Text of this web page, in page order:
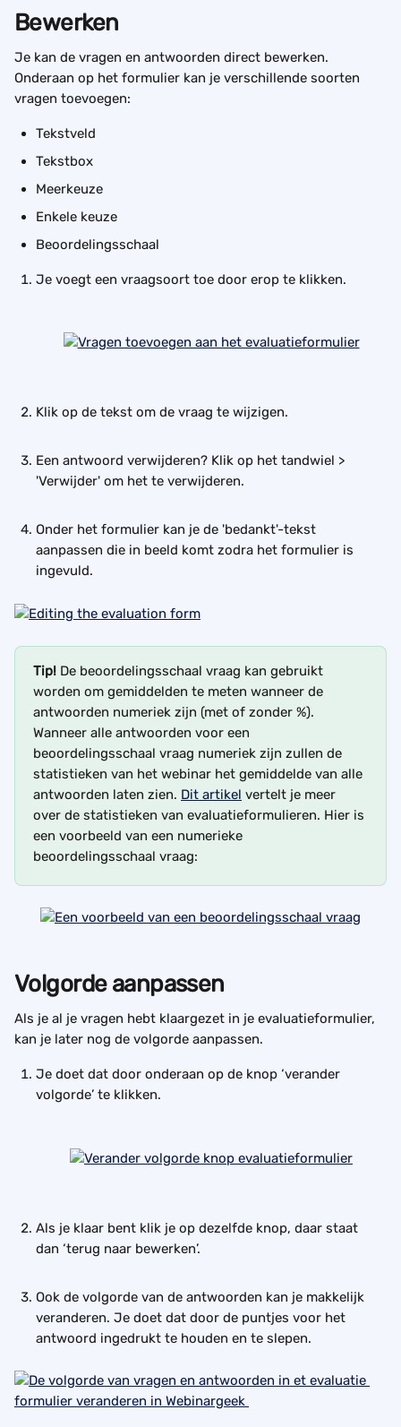
Bewerken
Je kan de vragen en antwoorden direct bewerken.
Onderaan op het formulier kan je verschillende soorten
vragen toevoegen:
Tekstveld
Tekstbox
Meerkeuze
Enkele keuze
Beoordelingsschaal
Je voegt een vraagsoort toe door erop te klikken.
Klik op de tekst om de vraag te wijzigen.
Een antwoord verwijderen? Klik op het tandwiel >
'Verwijder' om het te verwijderen.
Onder het formulier kan je de 'bedankt'-tekst
aanpassen die in beeld komt zodra het formulier is
ingevuld.
Tip! De beoordelingsschaal vraag kan gebruikt
worden om gemiddelden te meten wanneer de
antwoorden numeriek zijn (met of zonder %).
Wanneer alle antwoorden voor een
beoordelingsschaal vraag numeriek zijn zullen de
statistieken van het webinar het gemiddelde van alle
antwoorden laten zien. Dit artikel vertelt je meer
over de statistieken van evaluatieformulieren. Hier is
een voorbeeld van een numerieke
beoordelingsschaal vraag:
Volgorde aanpassen
Als je al je vragen hebt klaargezet in je evaluatieformulier,
kan je later nog de volgorde aanpassen.
Je doet dat door onderaan op de knop ‘verander
volgorde’ te klikken.
Als je klaar bent klik je op dezelfde knop, daar staat
dan ‘terug naar bewerken’.
Ook de volgorde van de antwoorden kan je makkelijk
veranderen. Je doet dat door de puntjes voor het
antwoord ingedrukt te houden en te slepen.